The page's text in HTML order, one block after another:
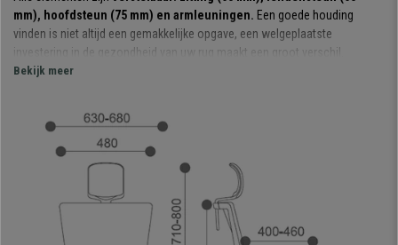
mm), hoofdsteun (75 mm) en armleuningen. Een goede houding
vinden is niet altijd een gemakkelijke opgave, een welgeplaatste
investering in de gezondheid van uw rug maakt een groot verschil.
technologiepast de kantelweerstand van de rugleuning zich
automatisch aan het lichaamsgewicht aan
heeft 4 vergrendelingsstanden.
De materialen die voor de vervaardiging zijn gebruikt, zijn speciaal
uitgekozen om u een buitengewone gebruikerservaring te bieden.
ademende mesh rugleuning en de zitting met dikke
Bekijk meer